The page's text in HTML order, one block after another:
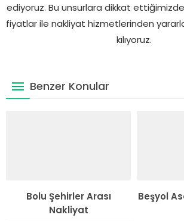
ediyoruz. Bu unsurlara dikkat
fiyatlar ile nakliyat hizmetlerinden
kılıyoruz.
Benzer Konular
Bolu Şehirler Arası
Nakliyat
Beşyol